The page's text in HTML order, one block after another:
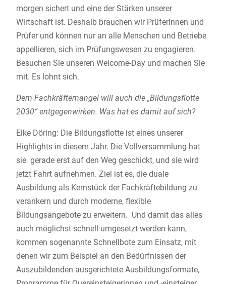
morgen sichert und eine der Stärken unserer
Wirtschaft ist. Deshalb brauchen wir Prüferinnen und
Prüfer und können nur an alle Menschen und Betriebe
appellieren, sich im Prüfungswesen zu engagieren.
Besuchen Sie unseren Welcome-Day und machen Sie
mit. Es lohnt sich.
Dem Fachkräftemangel will auch die „Bildungsflotte
2030“ entgegenwirken. Was hat es damit auf sich?
Elke Döring: Die Bildungsflotte ist eines unserer
Highlights in diesem Jahr. Die Vollversammlung hat
sie gerade erst auf den Weg geschickt, und sie wird
jetzt Fahrt aufnehmen. Ziel ist es, die duale
Ausbildung als Kernstück der Fachkräftebildung zu
verankern und durch moderne, flexible
Bildungsangebote zu erweitern. Und damit das alles
auch möglichst schnell umgesetzt werden kann,
kommen sogenannte Schnellbote zum Einsatz, mit
denen wir zum Beispiel an den Bedürfnissen der
Auszubildenden ausgerichtete Ausbildungsformate,